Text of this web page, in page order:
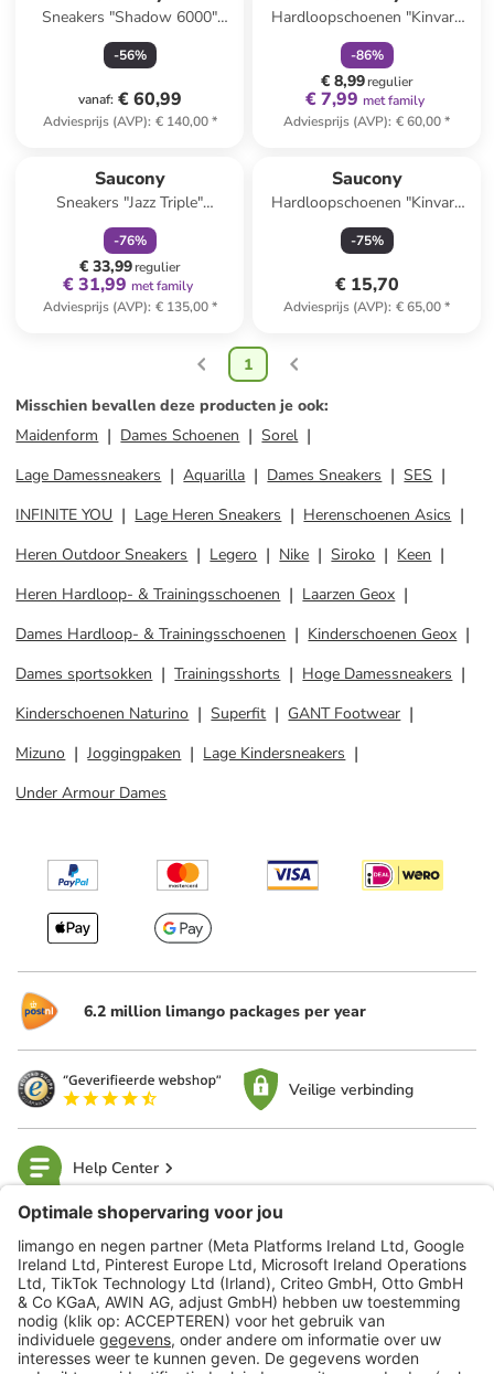
Sneakers "Shadow 6000"
wit/beige/zwart
-56%
vanaf: € 60,99
Adviesprijs (AVP): € 140,00*
Hardloopschoenen "Kinvara
14" lichtblauw
-86%
€ 8,99regulier
€ 7,99 met family
Adviesprijs (AVP): € 60,00*
Saucony
Sneakers "Jazz Triple"
grijs/roze
-76%
€ 33,99regulier
€ 31,99 met family
Adviesprijs (AVP): € 135,00*
Saucony
Hardloopschoenen "Kinvara
14" limoengroen/grijs
-75%
€ 15,70
Adviesprijs (AVP): € 65,00*
1
Misschien bevallen deze producten je ook:
Maidenform
Dames Schoenen
Sorel
Lage Damessneakers
Aquarilla Dames Sneakers
SES
INFINITE YOU
Lage Heren Sneakers
Herenschoenen Asics
Heren Outdoor Sneakers
Legero Nike Siroko
Keen
Heren Hardloop- & Trainingsschoenen
Laarzen Geox
Dames Hardloop- & Trainingsschoenen
Kinderschoenen Geox
Dames sportsokken
Trainingsshorts
Hoge Damessneakers
Kinderschoenen Naturino
Superfit
GANT Footwear
Mizuno
Joggingpaken
Lage Kindersneakers
Under Armour Dames
6.2 million limango packages per year
Veilige verbinding
Help Center
limango
Veilig winkelen
Klantenservice